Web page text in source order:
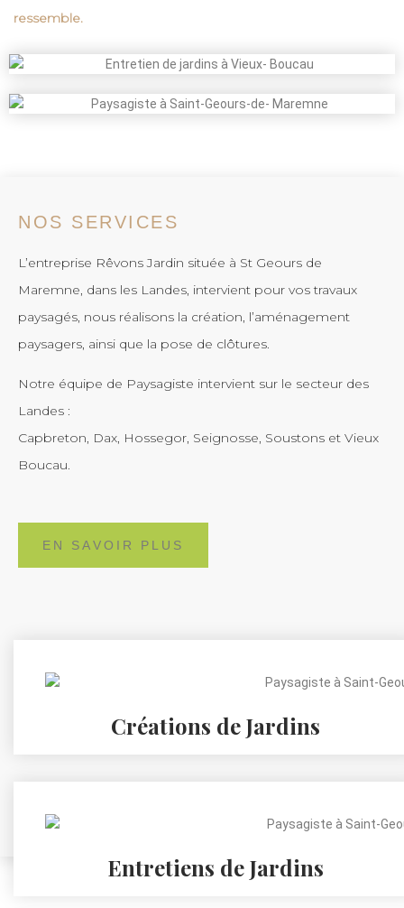
ressemble.
NOS SERVICES
L’entreprise Rêvons Jardin située à St Geours de
Maremne, dans les Landes, intervient pour vos travaux
paysagés, nous réalisons la création, l’aménagement
paysagers, ainsi que la pose de clôtures.
Notre équipe de Paysagiste intervient sur le secteur des
Landes :
Capbreton, Dax, Hossegor, Seignosse, Soustons et Vieux
Boucau.
EN SAVOIR PLUS
Créations de Jardins
Entretiens de Jardins